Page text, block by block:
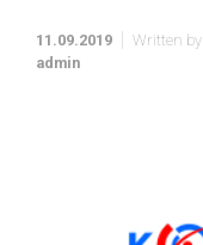
11.09.2019 Written by
admin